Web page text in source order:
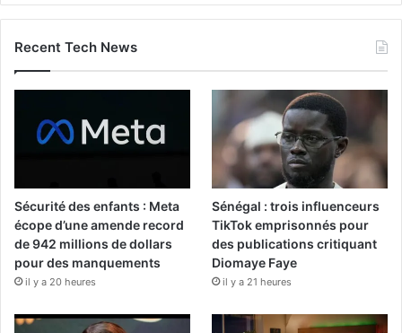
Recent Tech News
Sécurité des enfants : Meta
écope d’une amende record
de 942 millions de dollars
pour des manquements
il y a 20 heures
Sénégal : trois influenceurs
TikTok emprisonnés pour
des publications critiquant
Diomaye Faye
il y a 21 heures